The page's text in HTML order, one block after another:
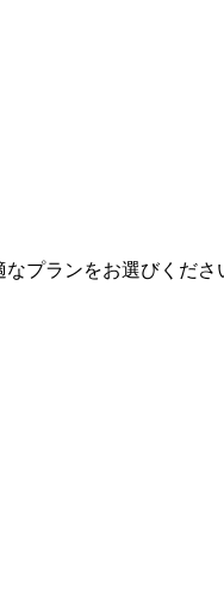
プランをお選びくださ